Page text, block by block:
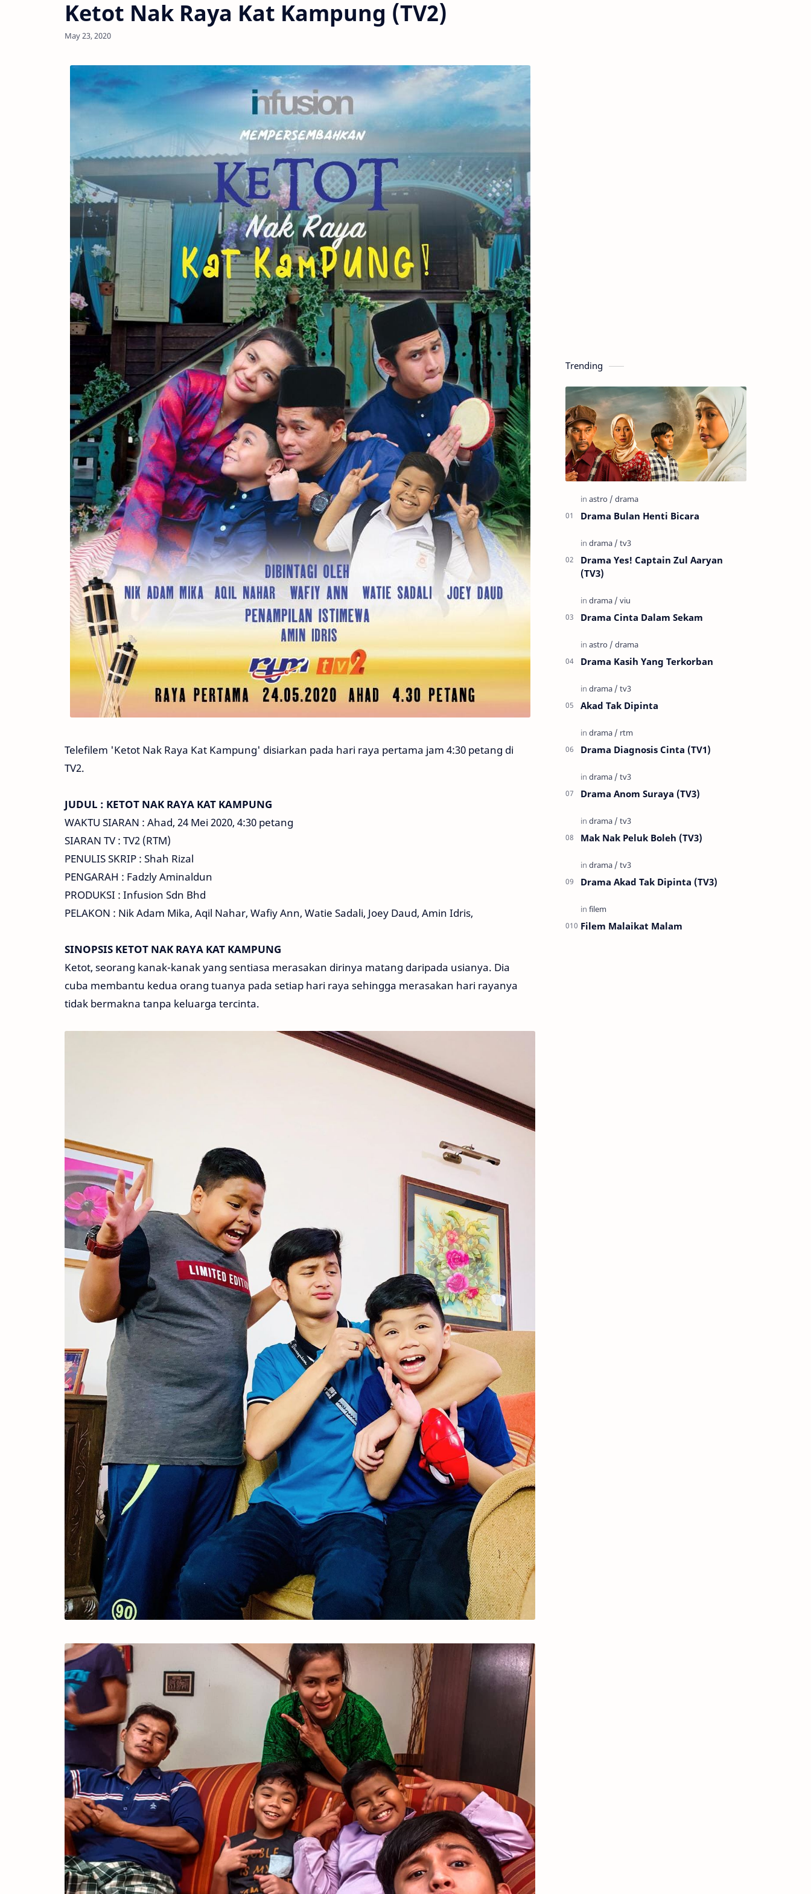
Ketot Nak Raya Kat Kampung (TV2)
Telefilem 'Ketot Nak Raya Kat Kampung' disiarkan pada hari raya pertama jam 4:30 petang di
TV2.
JUDUL : KETOT NAK RAYA KAT KAMPUNG
WAKTU SIARAN : Ahad, 24 Mei 2020, 4:30 petang
SIARAN TV : TV2 (RTM)
PENULIS SKRIP : Shah Rizal
PENGARAH : Fadzly Aminaldun
PRODUKSI : Infusion Sdn Bhd
PELAKON : Nik Adam Mika, Aqil Nahar, Wafiy Ann, Watie Sadali, Joey Daud, Amin Idris,
SINOPSIS KETOT NAK RAYA KAT KAMPUNG
Ketot, seorang kanak-kanak yang sentiasa merasakan dirinya matang daripada usianya. Dia
cuba membantu kedua orang tuanya pada setiap hari raya sehingga merasakan hari rayanya
tidak bermakna tanpa keluarga tercinta.
Trending
Drama Bulan Henti Bicara
Drama Yes! Captain Zul Aaryan
(TV3)
Drama Cinta Dalam Sekam
Drama Kasih Yang Terkorban
Akad Tak Dipinta
Drama Diagnosis Cinta (TV1)
Drama Anom Suraya (TV3)
Mak Nak Peluk Boleh (TV3)
Drama Akad Tak Dipinta (TV3)
Filem Malaikat Malam